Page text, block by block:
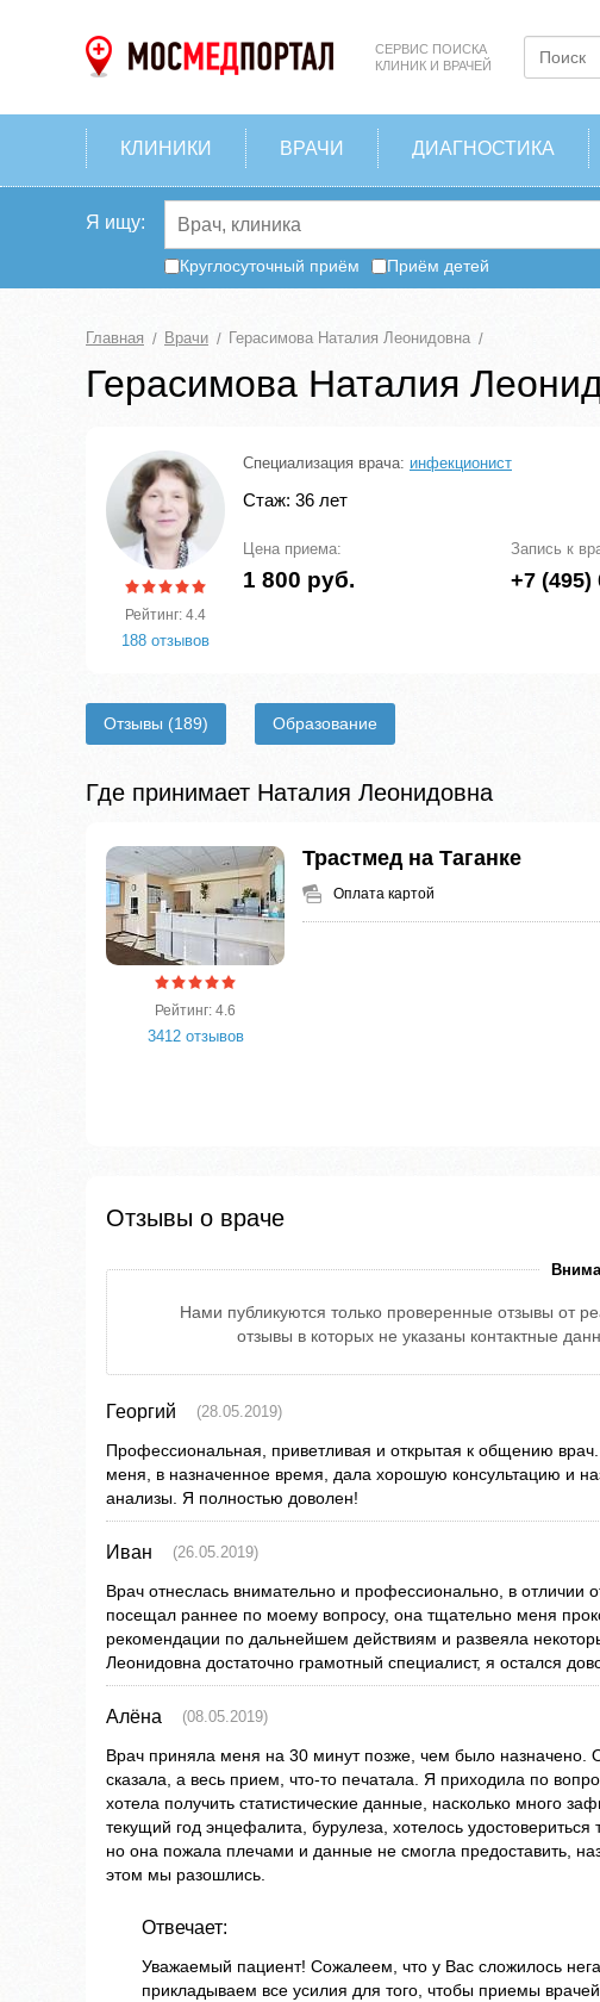
СЕРВИС ПОИСКА
КЛИНИК И ВРАЧЕЙ
КЛИНИКИ ВРАЧИ ДИАГНОСТИКА
Я ищу:
Круглосуточный приём Приём детей
Главная Врачи Герасимова Наталия Леонидовна
Герасимова Наталия
Рейтинг: 4.4
188 отзывов
Специализация врача: инфекционист
Стаж: 36 лет
Цена приема:
1 800 руб.
Запись к
+7 (495)
Отзывы (189) Образование
Где принимает Наталия Леонидовна
Рейтинг: 4.6
3412 отзывов
Трастмед на Таганке
Оплата картой
Отзывы о враче
Нами публикуются только проверенные отзывы от
отзывы в которых не указаны контактные
Георгий (28.05.2019)
Профессиональная, приветливая и открытая к общению
меня, в назначенное время, дала хорошую консультацию и
анализы. Я полностью доволен!
Иван (26.05.2019)
Врач отнеслась внимательно и профессионально, в отличии
посещал раннее по моему вопросу, она тщательно меня
рекомендации по дальнейшем действиям и развеяла
Леонидовна достаточно грамотный специалист, я остался
Алёна (08.05.2019)
Врач приняла меня на 30 минут позже, чем было назначено.
сказала, а весь прием, что-то печатала. Я приходила по
хотела получить статистические данные, насколько много
текущий год энцефалита, бурулеза, хотелось удостовериться
но она пожала плечами и данные не смогла предоставить,
этом мы разошлись.
Отвечает:
Уважаемый пациент! Сожалеем, что у Вас сложилось
прикладываем все усилия для того, чтобы приемы